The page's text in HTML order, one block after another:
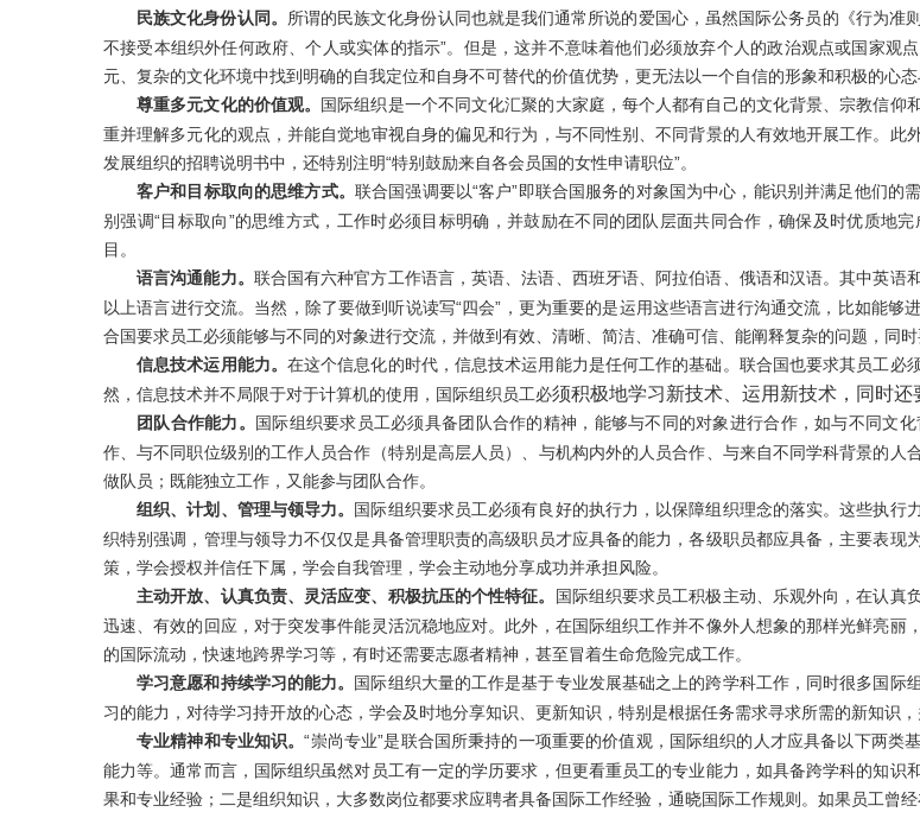
民族文化身份认同。 所谓的民族文化身份认同也就是我们通常所说的爱国心，虽然国际公务员的《行为准
不接受本组织外任何政府、个人或实体的指示”。但是，这并不意味着他们必须放弃个人的政治观点或国家观
元、复杂的文化环境中找到明确的自我定位和自身不可替代的价值优势，更无法以一个自信的形象和积极的心态
尊重多元文化的价值观。
国际组织是一个不同文化汇聚的大家庭，每个人都有自己的文化背景、宗教信
重并理解多元化的观点，并能自觉地审视自身的偏见和行为，与不同性别、不同背景的人有效地开展工作。
发展组织的招聘说明书中，还特别注明“特别鼓励来自各会员国的女性申请职位”。
客户和目标取向的思维方式。 联合国强调要以“客户”即联合国服务的对象国为中心，能识别并满足他们
别强调“目标取向”的思维方式，工作时必须目标明确，并鼓励在不同的团队层面共同合作，确保及时优质地
目。
语言沟通能力。 联合国有六种官方工作语言，英语、法语、西班牙语、阿拉伯语、俄语和汉语。其中英
以上语言进行交流。当然，除了要做到听说读写“四会”，更为重要的是运用这些语言进行沟通交流，比如能
合国要求员工必须能够与不同的对象进行交流，并做到有效、清晰、简洁、准确可信、能阐释复杂的问题，同时
信息技术运用能力。 在这个信息化的时代，信息技术运用能力是任何工作的基础。联合国也要求其员工
然，信息技术并不局限于对于计算机的使用，国际组织员工必须积极地学习新技术、运用新技术，同时还
团队合作能力。
国际组织要求员工必须具备团队合作的精神，能够与不同的对象进行合作，如与不同文
作、与不同职位级别的工作人员合作（特别是高层人员）、与机构内外的人员合作、与来自不同学科背景的
做队员；既能独立工作，又能参与团队合作。
组织、计划、管理与领导力。
国际组织要求员工必须有良好的执行力，以保障组织理念的落实。这些执
织特别强调，管理与领导力不仅仅是具备管理职责的高级职员才应具备的能力，各级职员都应具备，主要表
策，学会授权并信任下属，学会自我管理，学会主动地分享成功并承担风险。
主动开放、认真负责、灵活应变、积极抗压的个性特征。
国际组织要求员工积极主动、乐观外向，在认真
迅速、有效的回应，对于突发事件能灵活沉稳地应对。此外，在国际组织工作并不像外人想象的那样光鲜亮
的国际流动，快速地跨界学习等，有时还需要志愿者精神，甚至冒着生命危险完成工作。
学习意愿和持续学习的能力。
国际组织大量的工作是基于专业发展基础之上的跨学科工作，同时很多国
习的能力，对待学习持开放的心态，学会及时地分享知识、更新知识，特别是根据任务需求寻求所需的新知识
专业精神和专业知识。“崇尚专业”是联合国所秉持的一项重要的价值观，国际组织的人才应具备以下两类
能力等。通常而言，国际组织虽然对员工有一定的学历要求，但更看重员工的专业能力，如具备跨学科的知
果和专业经验；二是组织知识，大多数岗位都要求应聘者具备国际工作经验，通晓国际工作规则。如果员工曾